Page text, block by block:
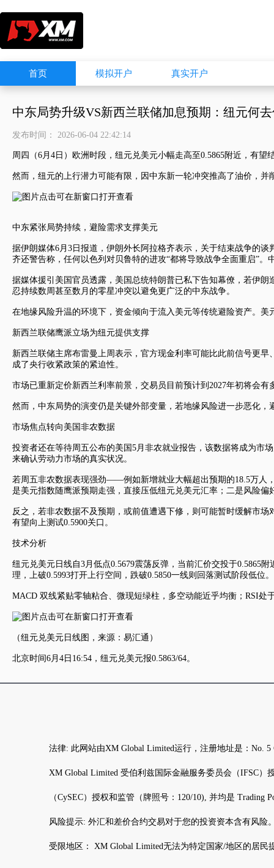
首页 模拟开户 真实开户
中东局势升级VS新西兰联储加息预期：纽元何
发布时间： 2026-06-04 22:42:14
周四（6月4日）欧洲时段， 纽元兑美元小幅走高至0.5865附近，有望
然而，纽元的上行潜力可能有限，因中东新一轮冲突推高了油价，
中东紧张局势持续，避险需求支撑美元
据伊朗媒体6月3日报道，伊朗外长阿拉格齐表示，关于结束战争的
齐还警告称，任何以色列对贝鲁特的进攻“都将导致战争全面重启”
据媒体援引美国官员透露，美国总统特朗普已私下告知幕僚，若伊
忍持续数周甚至数月的零星冲突以避免更广泛的中东战争。
在地缘风险升温的环境下，资金倾向于流入美元等传统避险资产。 美
新西兰联储鹰派立场为纽元提供支撑
新西兰联储主席布雷曼上周表示，官方现金利率可能比此前信号更
成了央行收紧政策的紧迫性。
市场已重新定价新西兰利率前景，交易员目前预计到2027年初将会
然而，中东局势的演变仍是关键外部变量，若地缘风险进一步恶化
市场焦点转向美国非农数据
投资者还在等待周五公布的美国5月非农就业报告，该数据将成为市
来确认劳动力市场的真实状况。
若周五非农数据表现强劲——例如新增就业大幅超出预期的18.5万人
是美元指数 随鹰派预期走强，直接压低纽元兑美元汇率；二是风险偏
反之，若非农数据不及预期，或前值遭遇下修，则可能暂时缓解市
有望向上测试0.5900关口。
技术分析
纽元兑美元 日线自3月低点0.5679震荡反弹，当前汇价交投于0.5865
理，上破0.5993打开上行空间，跌破0.5850一线则回落测试阶段低位。
MACD 双线紧贴零轴粘合、微现短绿柱，多空动能近乎均衡；RSI
（纽元兑美元 日线图，来源：易汇通）
北京时间6月4日16:54， 纽元兑美元报0.5863/64。
法律: 此网站由XM Global Limited运行，注册地址是：No.
XM Global Limited 受伯利兹国际金融服务委员会（IFSC）
（CySEC）授权和监管（牌照号：120/10), 并均是 Trading
风险提示: 外汇和差价合约交易对于您的投资资本含有风险
受限地区： XM Global Limited无法为特定国家/地区的居